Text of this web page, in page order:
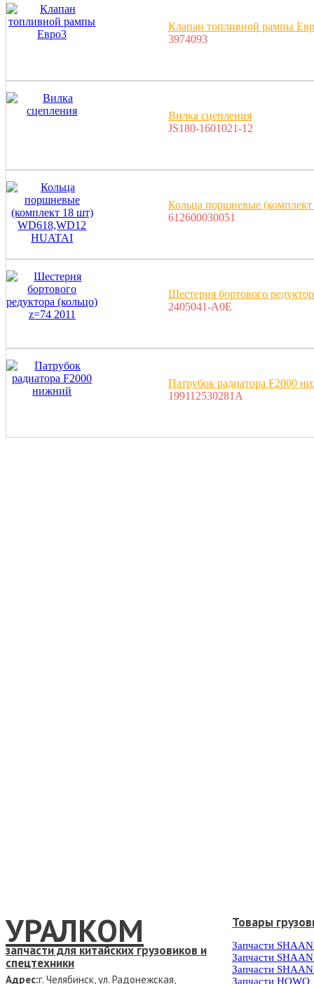
Клапан топливной рампы
3974093
Вилка сцепления
JS180-1601021-12
Кольца поршневые
612600030051
Шестерня бортового
2405041-A0E
Патрубок радиатора F2000
199112530281A
УРАЛКОМ
запчасти для китайских грузовиков и
спецтехники
Адрес:г. Челябинск, ул. Радонежская,
Товары
Запчасти
Запчасти
Запчасти
Запчасти HOWO